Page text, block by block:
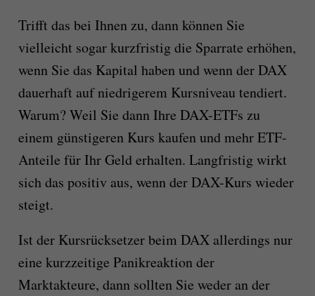
Trifft das bei Ihnen zu, dann können Sie
vielleicht sogar kurzfristig die Sparrate erhöhen,
wenn Sie das Kapital haben und wenn der DAX
dauerhaft auf niedrigerem Kursniveau tendiert.
Warum? Weil Sie dann Ihre DAX-ETFs zu
einem günstigeren Kurs kaufen und mehr ETF-
Anteile für Ihr Geld erhalten. Langfristig wirkt
sich das positiv aus, wenn der DAX-Kurs wieder
steigt.
Ist der Kursrücksetzer beim DAX allerdings nur
eine kurzzeitige Panikreaktion der
Marktakteure, dann sollten Sie weder an der